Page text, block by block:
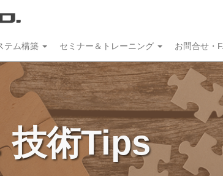
テム構築 セミナー＆トレーニング お問合せ・
術Tips